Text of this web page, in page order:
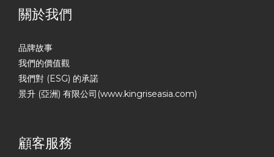
關於我們
品牌故事
我們的價值觀
我們對 (ESG) 的承諾
景升 (亞洲) 有限公司(www.kingriseasia.com)
顧客服務